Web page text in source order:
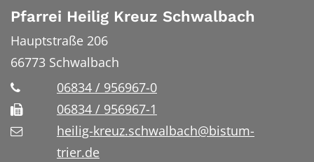
Pfarrei Heilig Kreuz Schwalbach
Hauptstraße 206
66773 Schwalbach
06834 / 956967-0
06834 / 956967-1
heilig-kreuz.schwalbach@bistum-
trier.de